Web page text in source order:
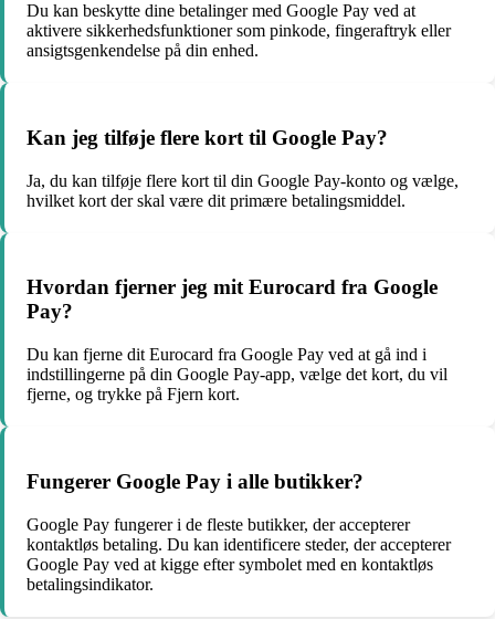
Du kan beskytte dine betalinger med Google Pay ved at
aktivere sikkerhedsfunktioner som pinkode, fingeraftryk eller
ansigtsgenkendelse på din enhed.
Kan jeg tilføje flere kort til Google Pay?
Ja, du kan tilføje flere kort til din Google Pay-konto og vælge,
hvilket kort der skal være dit primære betalingsmiddel.
Hvordan fjerner jeg mit Eurocard fra Google
Pay?
Du kan fjerne dit Eurocard fra Google Pay ved at gå ind i
indstillingerne på din Google Pay-app, vælge det kort, du vil
fjerne, og trykke på Fjern kort.
Fungerer Google Pay i alle butikker?
Google Pay fungerer i de fleste butikker, der accepterer
kontaktløs betaling. Du kan identificere steder, der accepterer
Google Pay ved at kigge efter symbolet med en kontaktløs
betalingsindikator.